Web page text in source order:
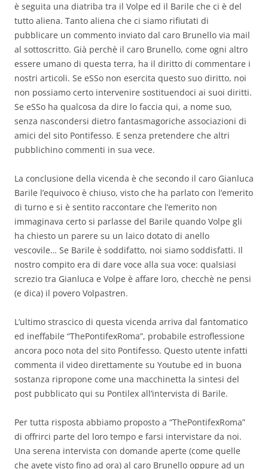
è seguita una diatriba tra il Volpe ed il Barile che ci è del
tutto aliena. Tanto aliena che ci siamo rifiutati di
pubblicare un commento inviato dal caro Brunello via mail
al sottoscritto. Già perchè il caro Brunello, come ogni altro
essere umano di questa terra, ha il diritto di commentare i
nostri articoli. Se eSSo non esercita questo suo diritto, noi
non possiamo certo intervenire sostituendoci ai suoi diritti.
Se eSSo ha qualcosa da dire lo faccia qui, a nome suo,
senza nascondersi dietro fantasmagoriche associazioni di
amici del sito Pontifesso. E senza pretendere che altri
pubblichino commenti in sua vece.
La conclusione della vicenda è che secondo il caro Gianluca
Barile l’equivoco è chiuso, visto che ha parlato con l’emerito
di turno e si è sentito raccontare che l’emerito non
immaginava certo si parlasse del Barile quando Volpe gli
ha chiesto un parere su un laico dotato di anello
vescovile… Se Barile è soddifatto, noi siamo soddisfatti. Il
nostro compito era di dare voce alla sua voce: qualsiasi
screzio tra Gianluca e Volpe è affare loro, checchè ne pensi
(e dica) il povero Volpastren.
L’ultimo strascico di questa vicenda arriva dal fantomatico
ed ineffabile “ThePontifexRoma”, probabile estroflessione
ancora poco nota del sito Pontifesso. Questo utente infatti
commenta il video direttamente su Youtube ed in buona
sostanza ripropone come una macchinetta la sintesi del
post pubblicato qui su Pontilex all’intervista di Barile.
Per tutta risposta abbiamo proposto a “ThePontifexRoma”
di offrirci parte del loro tempo e farsi intervistare da noi.
Una serena intervista con domande aperte (come quelle
che avete visto fino ad ora) al caro Brunello oppure ad un